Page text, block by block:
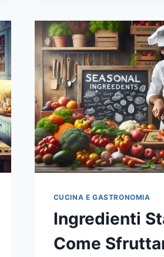
CON
GLI
AVANZI
CUCINA E GASTRONOMIA
Ingredienti
Come